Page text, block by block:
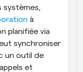
systèmes,
à
planifiée via
synchroniser
un outil de
et